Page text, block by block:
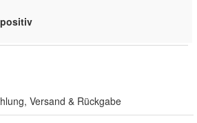
Versand & Rückgabe